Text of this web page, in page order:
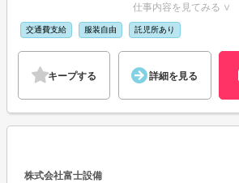
仕事内容を見てみる ∨
交通費支給 服装自由 託児所あり
キープする 詳細を見る
株式会社富士設備